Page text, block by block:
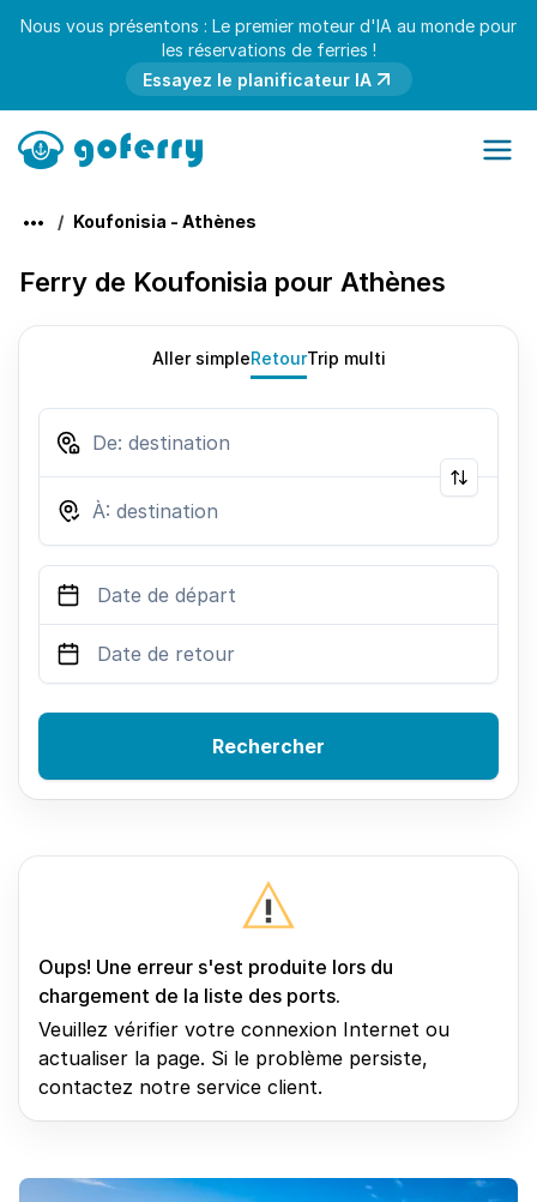
Nous vous présentons : Le premier moteur d'IA au monde pour
les réservations de ferries !
Essayez le planificateur IA
Koufonisia - Athènes
Ferry de Koufonisia pour Athènes
Aller simpleRetourTrip multi
Rechercher
Oups! Une erreur s'est produite lors du
chargement de la liste des ports.
Veuillez vérifier votre connexion Internet ou
actualiser la page. Si le problème persiste,
contactez notre service client.